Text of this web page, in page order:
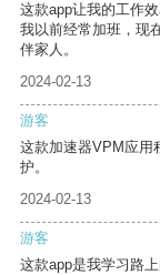
这款app让我的工作
我以前经常加班，现
伴家人。
2024-02-13
游客
这款加速器VPM应用
护。
2024-02-13
游客
这款app是我学习路